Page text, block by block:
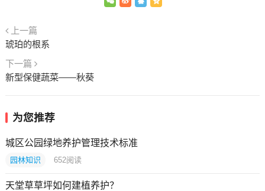
上一篇
琥珀的根系
下一篇
新型保健蔬菜――秋葵
为您推荐
城区公园绿地养护管理技术标准
园林知识 652阅读
天堂草草坪如何建植养护？